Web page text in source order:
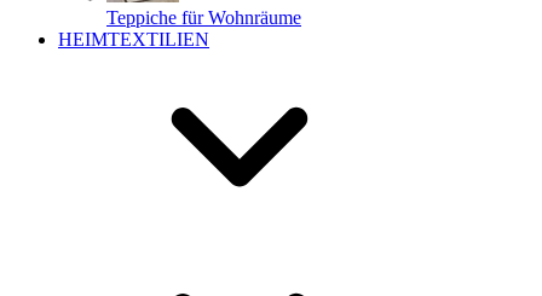
Teppiche für Wohnräume
HEIMTEXTILIEN